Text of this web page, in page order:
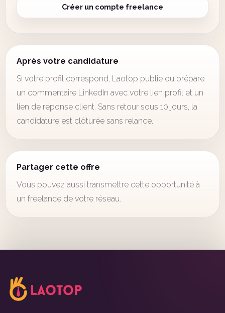
Créer un compte freelance
Après votre candidature
Si votre profil correspond, Laotop publie ou prépare
un commentaire LinkedIn avec votre lien profil et un
lien de réponse client. Sans retour sous 10 jours, la
candidature est clôturée sans relance.
Partager cette offre
Vous pouvez aussi transmettre cette opportunité à
un freelance de votre réseau.